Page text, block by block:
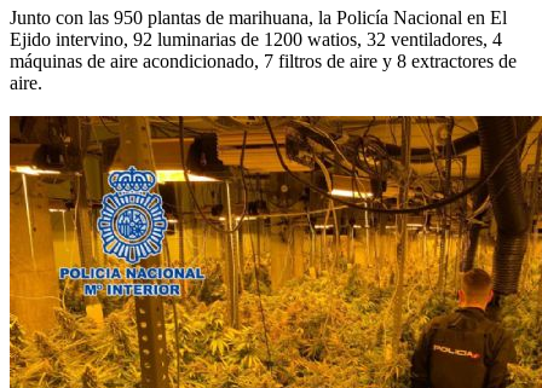
Junto con las 950 plantas de marihuana, la Policía Nacional en El
Ejido intervino, 92 luminarias de 1200 watios, 32 ventiladores, 4
máquinas de aire acondicionado, 7 filtros de aire y 8 extractores de
aire.